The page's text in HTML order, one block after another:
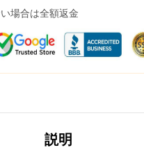
場合は全額返金
説明